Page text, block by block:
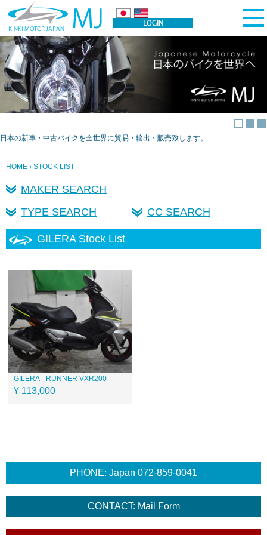
日本の新車・中古バイクを全世界に貿易・輸出・販売致します。
HOME › STOCK LIST
MAKER SEARCH
TYPE SEARCH
CC SEARCH
GILERA Stock List
GILERA RUNNER VXR200
¥ 113,000